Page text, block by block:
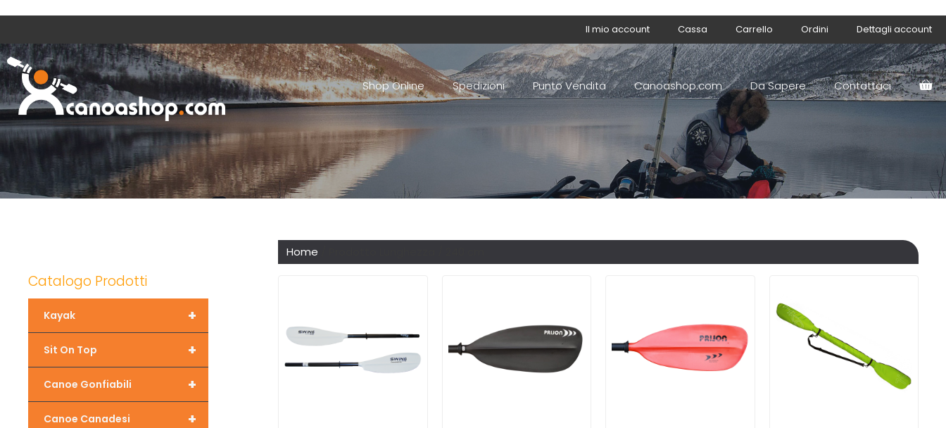
Il mio account Cassa Carrello Ordini Dettagli account
Shop Online Spedizioni Punto Vendita Canoashop.com Da Sapere Contattaci
Home
Catalogo Prodotti
+
Kayak
+
Sit On Top
+
Canoe Gonfiabili
+
Canoe Canadesi